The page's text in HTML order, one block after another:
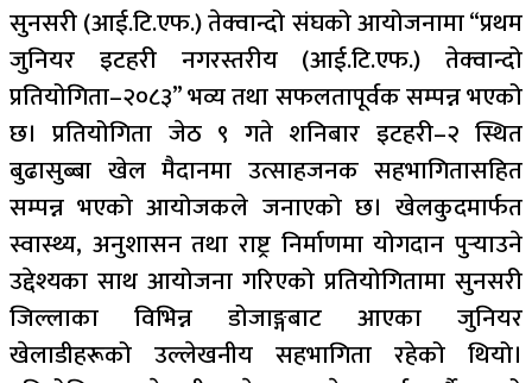
सुनसरी (आई.टि.एफ.) तेक्वान्दो संघको आयोजनामा “प्रथम
जुनियर इटहरी नगरस्तरीय (आई.टि.एफ.) तेक्वान्दो
प्रतियोगिता–२०८३” भव्य तथा सफलतापूर्वक सम्पन्न भएको
छ। प्रतियोगिता जेठ ९ गते शनिबार इटहरी–२ स्थित
बुढासुब्बा खेल मैदानमा उत्साहजनक सहभागितासहित
सम्पन्न भएको आयोजकले जनाएको छ। खेलकुदमार्फत
स्वास्थ्य, अनुशासन तथा राष्ट्र निर्माणमा योगदान पुर्‍याउने
उद्देश्यका साथ आयोजना गरिएको प्रतियोगितामा सुनसरी
जिल्लाका विभिन्न डोजाङ्गबाट आएका जुनियर
खेलाडीहरूको उल्लेखनीय सहभागिता रहेको थियो।